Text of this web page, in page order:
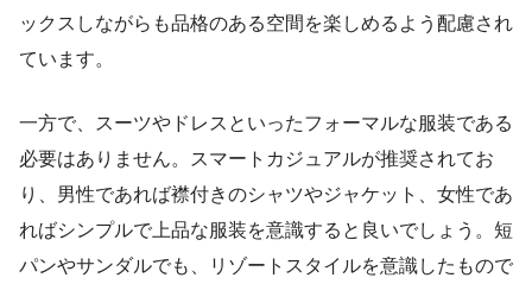
ックスしながらも品格のある空間を楽しめるよう配慮され
ています。
一方で、スーツやドレスといったフォーマルな服装である
必要はありません。スマートカジュアルが推奨されてお
り、男性であれば襟付きのシャツやジャケット、女性であ
ればシンプルで上品な服装を意識すると良いでしょう。短
パンやサンダルでも、リゾートスタイルを意識したもので